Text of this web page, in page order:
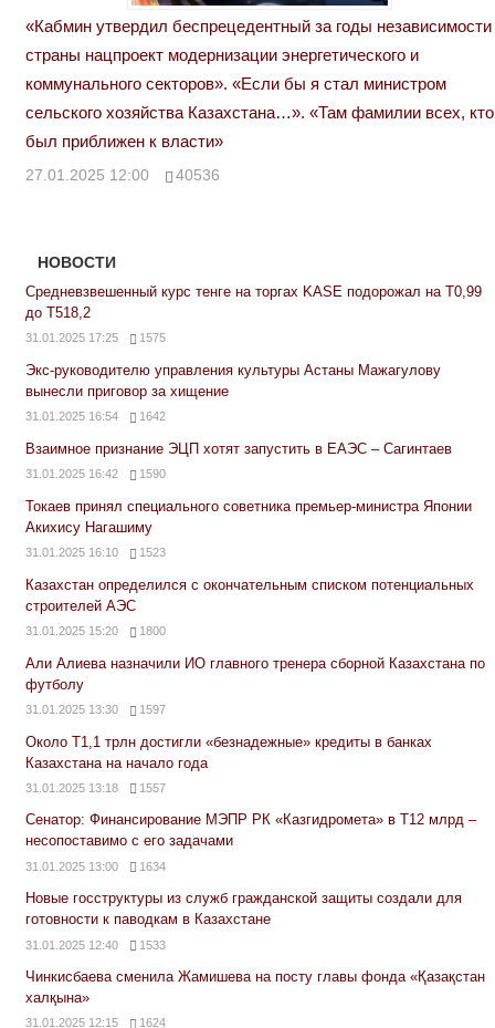
«Кабмин утвердил беспрецедентный за годы независимости
страны нацпроект модернизации энергетического и
коммунального секторов». «Если бы я стал министром
сельского хозяйства Казахстана…». «Там фамилии всех, кто
был приближен к власти»
27.01.2025 12:00 40536
НОВОСТИ
Средневзвешенный курс тенге на торгах KASE подорожал на Т0,99
до Т518,2
31.01.2025 17:25 1575
Экс-руководителю управления культуры Астаны Мажагулову
вынесли приговор за хищение
31.01.2025 16:54 1642
Взаимное признание ЭЦП хотят запустить в ЕАЭС – Сагинтаев
31.01.2025 16:42 1590
Токаев принял специального советника премьер-министра Японии
Акихису Нагашиму
31.01.2025 16:10 1523
Казахстан определился с окончательным списком потенциальных
строителей АЭС
31.01.2025 15:20 1800
Али Алиева назначили ИО главного тренера сборной Казахстана по
футболу
31.01.2025 13:30 1597
Около Т1,1 трлн достигли «безнадежные» кредиты в банках
Казахстана на начало года
31.01.2025 13:18 1557
Сенатор: Финансирование МЭПР РК «Казгидромета» в Т12 млрд –
несопоставимо с его задачами
31.01.2025 13:00 1634
Новые госструктуры из служб гражданской защиты создали для
готовности к паводкам в Казахстане
31.01.2025 12:40 1533
Чинкисбаева сменила Жамишева на посту главы фонда «Қазақстан
халқына»
31.01.2025 12:15 1624